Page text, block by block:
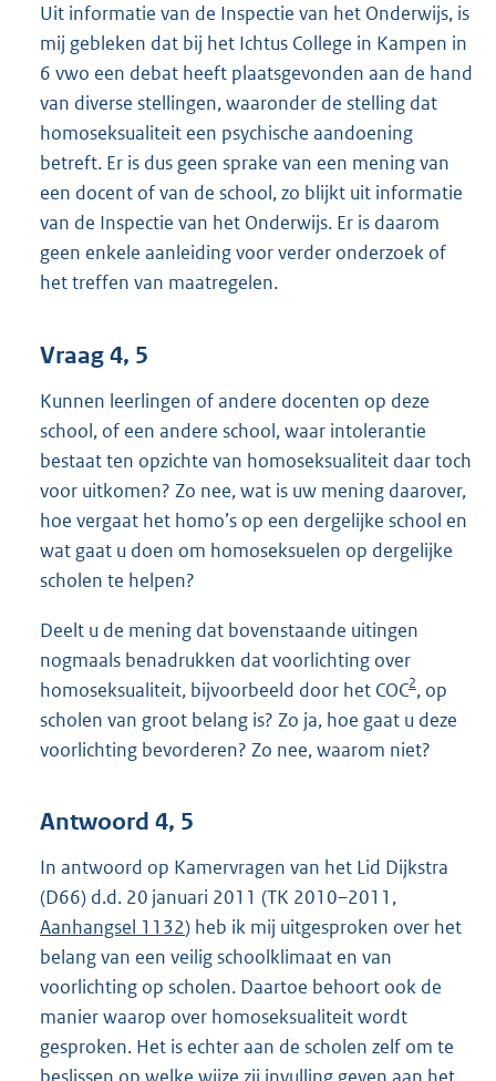
Uit informatie van de Inspectie van het Onderwijs, is
mij gebleken dat bij het Ichtus College in Kampen in
6 vwo een debat heeft plaatsgevonden aan de hand
van diverse stellingen, waaronder de stelling dat
homoseksualiteit een psychische aandoening
betreft. Er is dus geen sprake van een mening van
een docent of van de school, zo blijkt uit informatie
van de Inspectie van het Onderwijs. Er is daarom
geen enkele aanleiding voor verder onderzoek of
het treffen van maatregelen.
Vraag 4, 5
Kunnen leerlingen of andere docenten op deze
school, of een andere school, waar intolerantie
bestaat ten opzichte van homoseksualiteit daar toch
voor uitkomen? Zo nee, wat is uw mening daarover,
hoe vergaat het homo’s op een dergelijke school en
wat gaat u doen om homoseksuelen op dergelijke
scholen te helpen?
Deelt u de mening dat bovenstaande uitingen
nogmaals benadrukken dat voorlichting over
homoseksualiteit, bijvoorbeeld door het COC2, op
scholen van groot belang is? Zo ja, hoe gaat u deze
voorlichting bevorderen? Zo nee, waarom niet?
Antwoord 4, 5
In antwoord op Kamervragen van het Lid Dijkstra
(D66) d.d. 20 januari 2011 (TK 2010–2011,
Aanhangsel 1132) heb ik mij uitgesproken over het
belang van een veilig schoolklimaat en van
voorlichting op scholen. Daartoe behoort ook de
manier waarop over homoseksualiteit wordt
gesproken. Het is echter aan de scholen zelf om te